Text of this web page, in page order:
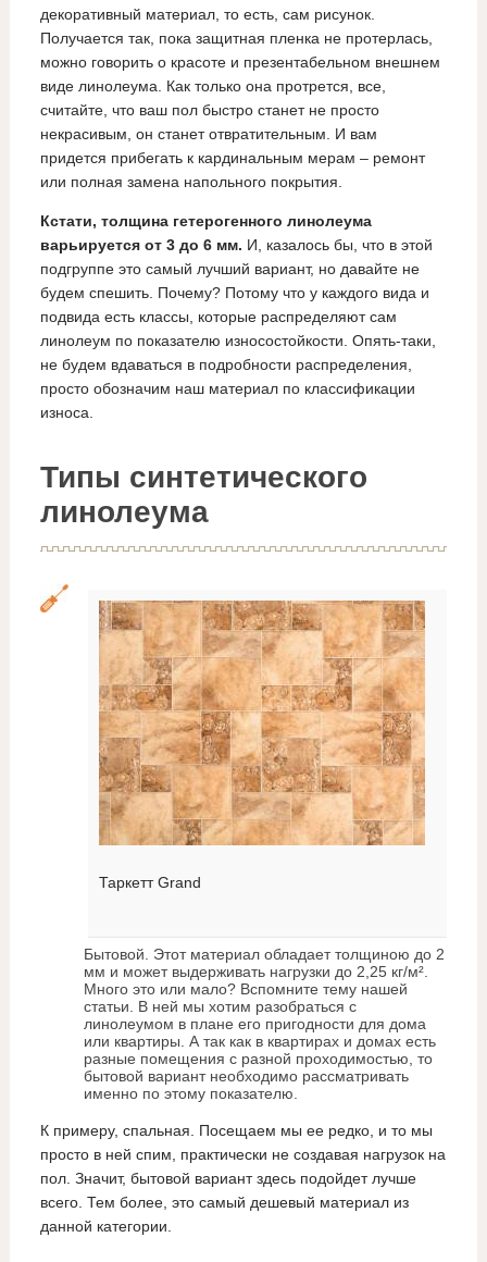
декоративный материал, то есть, сам рисунок.
Получается так, пока защитная пленка не протерлась,
можно говорить о красоте и презентабельном внешнем
виде линолеума. Как только она протрется, все,
считайте, что ваш пол быстро станет не просто
некрасивым, он станет отвратительным. И вам
придется прибегать к кардинальным мерам – ремонт
или полная замена напольного покрытия.
Кстати, толщина гетерогенного линолеума
варьируется от 3 до 6 мм. И, казалось бы, что в этой
подгруппе это самый лучший вариант, но давайте не
будем спешить. Почему? Потому что у каждого вида и
подвида есть классы, которые распределяют сам
линолеум по показателю износостойкости. Опять-таки,
не будем вдаваться в подробности распределения,
просто обозначим наш материал по классификации
износа.
Типы синтетического
линолеума
Таркетт Grand
Бытовой. Этот материал обладает толщиною до 2
мм и может выдерживать нагрузки до 2,25 кг/м².
Много это или мало? Вспомните тему нашей
статьи. В ней мы хотим разобраться с
линолеумом в плане его пригодности для дома
или квартиры. А так как в квартирах и домах есть
разные помещения с разной проходимостью, то
бытовой вариант необходимо рассматривать
именно по этому показателю.
К примеру, спальная. Посещаем мы ее редко, и то мы
просто в ней спим, практически не создавая нагрузок на
пол. Значит, бытовой вариант здесь подойдет лучше
всего. Тем более, это самый дешевый материал из
данной категории.